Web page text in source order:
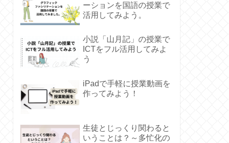
ーションを国語の授業で
活用してみよう。
小説「山月記」の授業で
ICTをフル活用してみよ
う
iPadで手軽に授業動画を
作ってみよう！
生徒とじっくり関わると
いうことは？～多忙化の